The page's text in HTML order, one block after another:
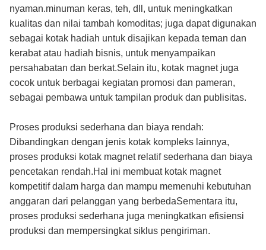
nyaman.minuman keras, teh, dll, untuk meningkatkan
kualitas dan nilai tambah komoditas; juga dapat digunakan
sebagai kotak hadiah untuk disajikan kepada teman dan
kerabat atau hadiah bisnis, untuk menyampaikan
persahabatan dan berkat.Selain itu, kotak magnet juga
cocok untuk berbagai kegiatan promosi dan pameran,
sebagai pembawa untuk tampilan produk dan publisitas.
Proses produksi sederhana dan biaya rendah:
Dibandingkan dengan jenis kotak kompleks lainnya,
proses produksi kotak magnet relatif sederhana dan biaya
pencetakan rendah.Hal ini membuat kotak magnet
kompetitif dalam harga dan mampu memenuhi kebutuhan
anggaran dari pelanggan yang berbedaSementara itu,
proses produksi sederhana juga meningkatkan efisiensi
produksi dan mempersingkat siklus pengiriman.